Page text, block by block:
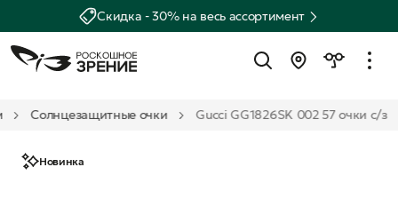
Скидка - 30% на весь ассортимент
Солнцезащитные очки Gucci GG1826SK 002 57 очки с/з
Новинка